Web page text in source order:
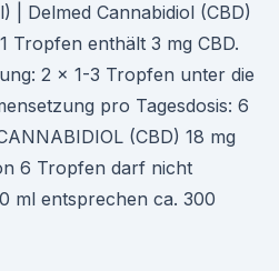
| Delmed Cannabidiol (CBD)
Tropfen enthält 3 mg CBD.
2 x 1-3 Tropfen unter die
pro Tagesdosis: 6
(CBD) 18 mg
6 Tropfen darf nicht
ml entsprechen ca. 300